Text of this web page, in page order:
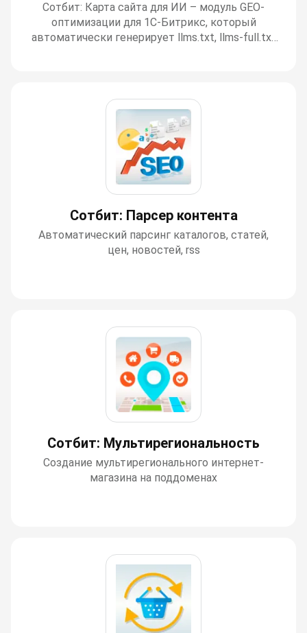
Сотбит: Карта сайта для ИИ – модуль GEO-
оптимизации для 1С-Битрикс, который
автоматически генерирует llms.txt, llms-full.txt
Сотбит: Парсер контента
Автоматический парсинг каталогов, статей,
цен, новостей, rss
Сотбит: Мультирегиональность
Создание мультирегионального интернет-
магазина на поддоменах